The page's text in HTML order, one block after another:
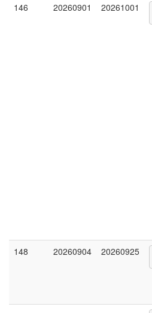
146 20260901 20261001
148 20260904 20260925